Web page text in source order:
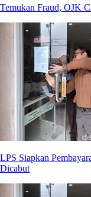
Temukan Fraud, OJK
LPS Siapkan
Dicabut